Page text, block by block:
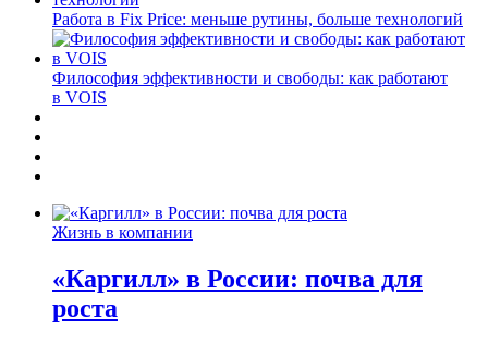
Работа в Fix Price: меньше рутины, больше технологий
Философия эффективности и свободы: как работают
в VOIS
Жизнь в компании
«Каргилл» в России: почва для
роста